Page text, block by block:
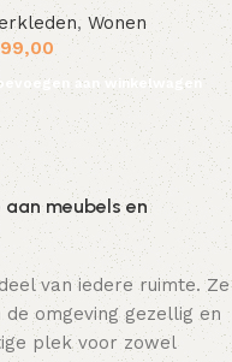
, Wonen
aan winkelwagen
meubels en
van iedere ruimte. Ze
omgeving gezellig en
plek voor zowel